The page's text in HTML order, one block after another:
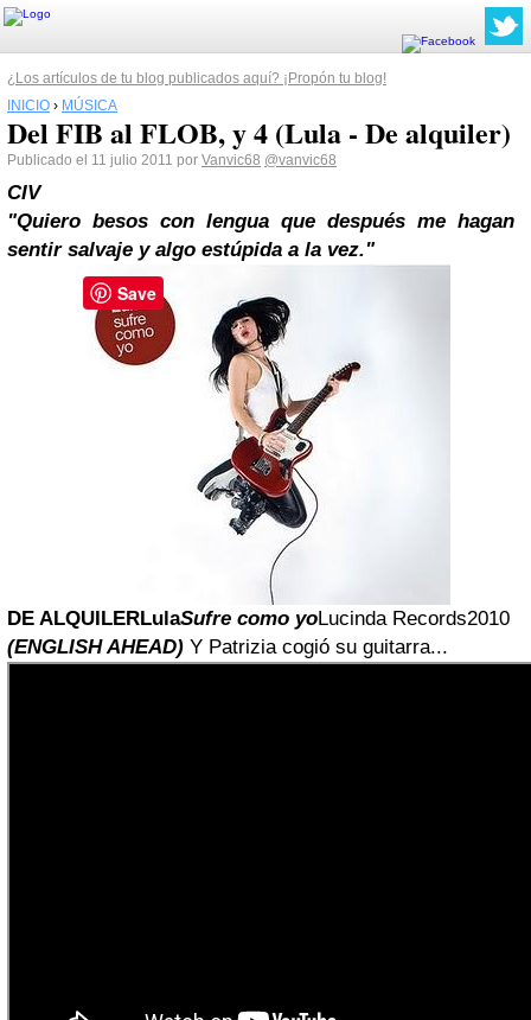
¿Los artículos de tu blog publicados aquí? ¡Propón tu blog!
INICIO › MÚSICA
Del FIB al FLOB, y 4 (Lula - De alquiler)
Publicado el 11 julio 2011 por Vanvic68 @vanvic68
CIV
"Quiero besos con lengua que después me hagan
sentir salvaje y algo estúpida a la vez."
DE ALQUILERLulaSufre como yoLucinda Records2010
(ENGLISH AHEAD) Y Patrizia cogió su guitarra...
Save